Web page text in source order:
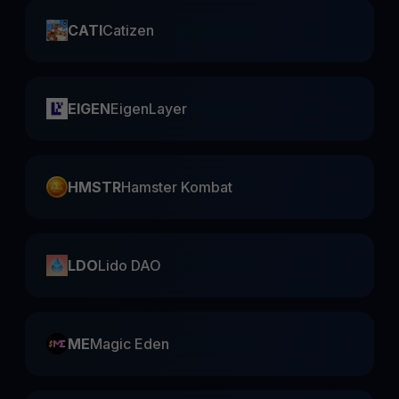
CATICatizen
EIGENEigenLayer
HMSTRHamster Kombat
LDOLido DAO
MEMagic Eden